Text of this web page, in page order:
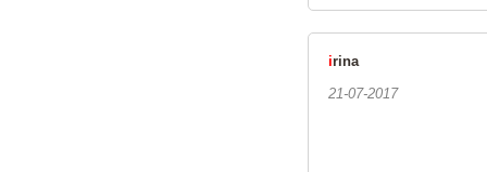
irina
21-07-2017